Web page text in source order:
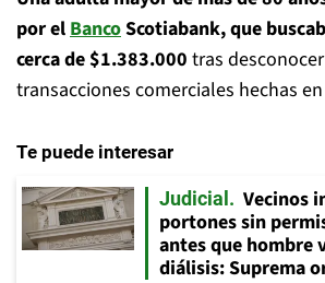
por elBancoScotiabank, que
cerca de $1.383.000 tras
transacciones comerciales hechas
Te puede interesar
Judicial
Vecinos
portones sin
antes que hombre
diálisis: Suprema